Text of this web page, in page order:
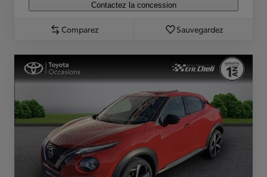
Contactez la concession
Comparez Sauvegardez